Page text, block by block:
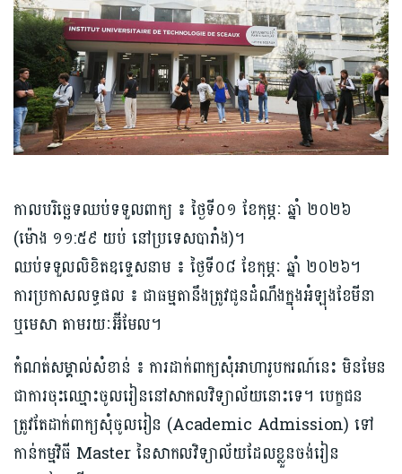
កាលបរិច្ឆេទឈប់ទទួលពាក្យ ៖ ថ្ងៃទី០១ ខែកុម្ភៈ ឆ្នាំ ២០២៦
(ម៉ោង ១១:៥៩ យប់ នៅប្រទេសបារាំង)។
ឈប់ទទួលលិខិតឧទ្ទេសនាម ៖ ថ្ងៃទី០៨ ខែកុម្ភៈ ឆ្នាំ ២០២៦។
ការប្រកាសលទ្ធផល ៖ ជាធម្មតានឹងត្រូវជូនដំណឹងក្នុងអំឡុងខែមីនា
ឬមេសា តាមរយៈអ៊ីមែល។
កំណត់សម្គាល់សំខាន់ ៖ ការដាក់ពាក្យសុំអាហារូបករណ៍នេះ មិនមែន
ជាការចុះឈ្មោះចូលរៀននៅសាកលវិទ្យាល័យនោះទេ។ បេក្ខជន
ត្រូវតែដាក់ពាក្យសុំចូលរៀន (Academic Admission) ទៅ
កាន់កម្មវិធី Master នៃសាកលវិទ្យាល័យដែលខ្លួនចង់រៀន